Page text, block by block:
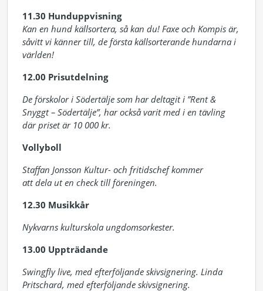
11.30 Hunduppvisning
Kan en hund källsortera, så kan du! Faxe och Kompis är,
såvitt vi känner till, de första källsorterande hundarna i
världen!
12.00 Prisutdelning
De förskolor i Södertälje som har deltagit i ”Rent &
Snyggt – Södertälje”, har också varit med i en tävling
där priset är 10 000 kr.
Vollyboll
Staffan Jonsson Kultur- och fritidschef kommer
att dela ut en check till föreningen.
12.30 Musikkår
Nykvarns kulturskola ungdomsorkester.
13.00 Uppträdande
Swingfly live, med efterföljande skivsignering. Linda
Pritschard, med efterföljande skivsignering.